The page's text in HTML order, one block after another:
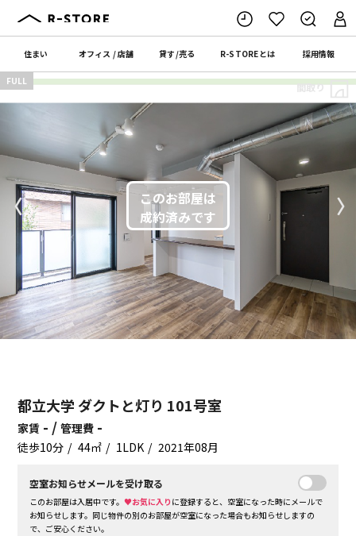
住まい オフィス /店舗 貸す/売る R-STOREとは 採用情報
〈 〉
FULL 間取り
都立大学 ダクトと灯り 101号室
家賃 - /管理費 -
徒歩10分 44㎡ 1LDK 2021年08月
空室お知らせメールを受け取る
このお部屋は入居中です。♥お気に入り に登録すると、空室になった時にメールで
お知らせします。同じ物件の別のお部屋が空室になった場合もお知らせしますの
で、ご安心ください。